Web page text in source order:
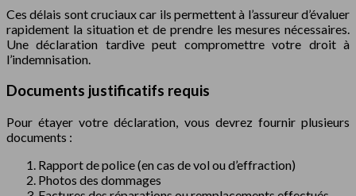
Ces délais sont cruciaux car ils permettent à l’assureur d’évaluer
rapidement la situation et de prendre les mesures nécessaires.
Une déclaration tardive peut compromettre votre droit à
l’indemnisation.
Documents justificatifs requis
Pour étayer votre déclaration, vous devrez fournir plusieurs
documents :
Rapport de police (en cas de vol ou d’effraction)
Photos des dommages